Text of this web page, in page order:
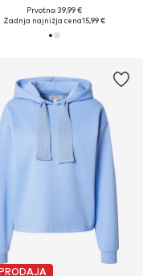
Prvotno: 39,99 €
Zadnja najnižja cena15,99 €